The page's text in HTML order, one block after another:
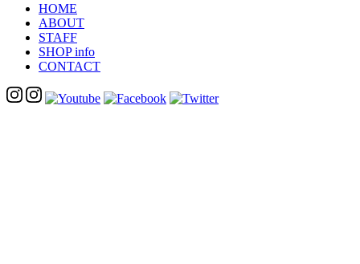
HOME
ABOUT
STAFF
SHOP info
CONTACT